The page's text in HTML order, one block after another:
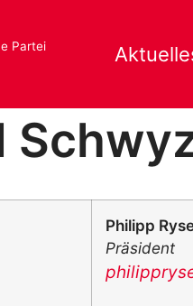
Partei
Philipp
Präsident